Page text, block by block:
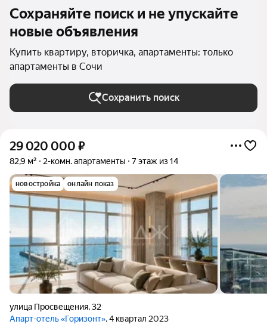
Сохраняйте поиск и не упускайте
новые объявления
Купить квартиру, вторичка, апартаменты: только
апартаменты в Сочи
Сохранить поиск
29 020 000 ₽
82,9 м² 2-комн. апартаменты 7 этаж из 14
новостройка онлайн показ
улица Просвещения,32
Апарт-отель «Горизонт», 4 квартал 2023